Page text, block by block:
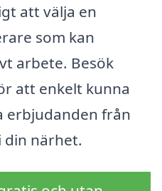
att välja en
som kan
arbete. Besök
att enkelt kunna
erbjudanden från
närhet.